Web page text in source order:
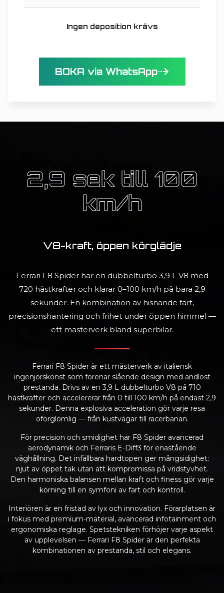
Ingen deposition krävs
BOKA via WhatsApp
2,9 sek till 100
km/h
V8-kraft, öppen körglädje
Ferrari F8 Spider har en dubbelturbo 3,9 L V8 med
720 hästkrafter och klarar 0–100 km/h på bara 2,9
sekunder. En kombination av hisnande fart,
precisionshantering och frihet under öppen himmel —
ett mästerverk bland superbilar.
Ferrari F8 Spider är ett mästerverk av italiensk
ingenjörskonst som förenar slående design med andlöst
prestanda. Drivs av en 3,9 L dubbelturbo V8 på 710
hästkrafter och accelererar från 0 till 100 km/h på endast 2,9
sekunder. Denna explosiva acceleration gör varje resa
oförglömlig — från kustvägar till racerbanan.
För precision och smidighet har F8 Spider avancerad
aerodynamik och Ferraris E-Diff3 för enastående
väghållning. Det infällbara hardtopen ger mångsidighet:
njut av öppet tak utan att kompromissa på vridstyvhet.
Den harmoniska balansen mellan kraft och finess gör varje
körning till en symfoni av fart och kontroll.
Interiören är en fristad av lyx och innovation. Förarplatsen är
i fokus med premium-material, avancerad infotainment och
ergonomiska reglage. Spetstekniken förhöjer varje aspekt
av upplevelsen — Ferrari F8 Spider är den perfekta
kombinationen av prestanda, stil och elegans.